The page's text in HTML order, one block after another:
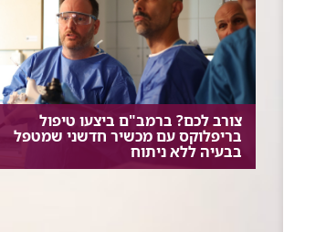
צורב לכם? ברמב"ם ביצעו טיפול
בריפלוקס עם מכשיר חדשני שמטפל
בבעיה ללא ניתוח